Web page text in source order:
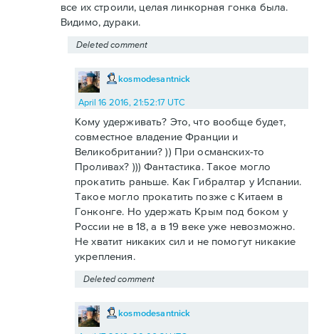
все их строили, целая линкорная гонка была.
Видимо, дураки.
Deleted comment
kosmodesantnick
April 16 2016, 21:52:17 UTC
Кому удерживать? Это, что вообще будет,
совместное владение Франции и
Великобритании? )) При османских-то
Проливах? ))) Фантастика. Такое могло
прокатить раньше. Как Гибралтар у Испании.
Такое могло прокатить позже с Китаем в
Гонконге. Но удержать Крым под боком у
России не в 18, а в 19 веке уже невозможно.
Не хватит никаких сил и не помогут никакие
укрепления.
Deleted comment
kosmodesantnick